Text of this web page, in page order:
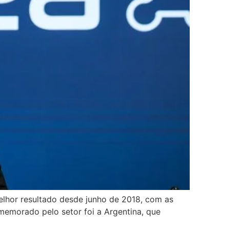
resultado desde junho de 2018, com as
pelo setor foi a Argentina, que